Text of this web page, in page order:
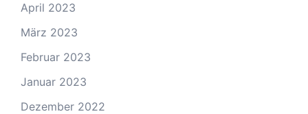
April 2023
März 2023
Februar 2023
Januar 2023
Dezember 2022